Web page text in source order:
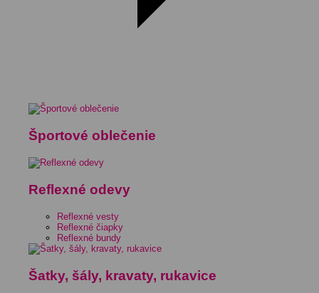
Športové oblečenie
Reflexné odevy
Reflexné vesty
Reflexné čiapky
Reflexné bundy
Šatky, šály, kravaty, rukavice